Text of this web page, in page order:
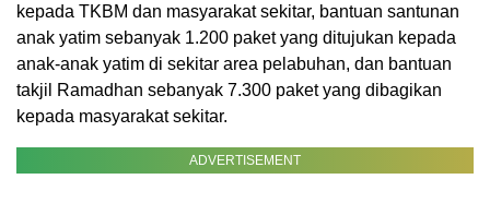
kepada TKBM dan masyarakat sekitar, bantuan santunan
anak yatim sebanyak 1.200 paket yang ditujukan kepada
anak-anak yatim di sekitar area pelabuhan, dan bantuan
takjil Ramadhan sebanyak 7.300 paket yang dibagikan
kepada masyarakat sekitar.
ADVERTISEMENT